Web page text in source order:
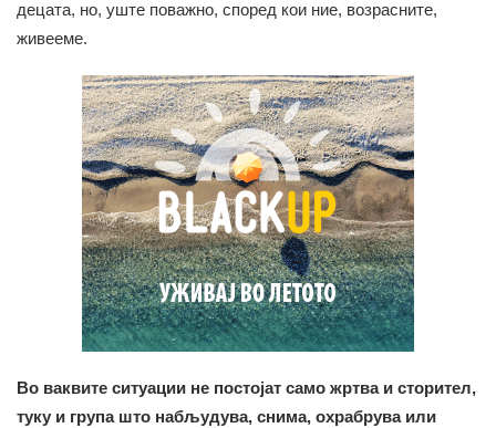
децата, но, уште поважно, според кои ние, возрасните,
живееме.
Во ваквите ситуации не постојат само жртва и сторител,
туку и група што набљудува, снима, охрабрува или